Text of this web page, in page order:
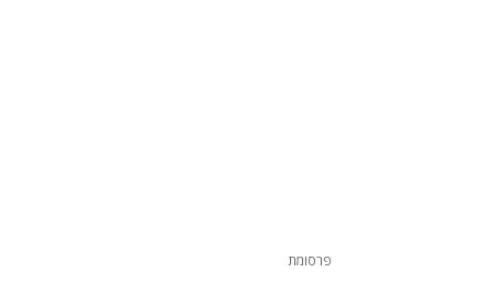
פרסומת